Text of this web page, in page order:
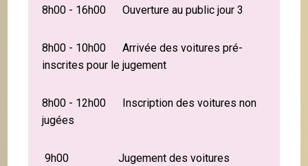
8h00 - 16h00 Ouverture au public jour 3
8h00 - 10h00 Arrivée des voitures pré-
inscrites pour le jugement
8h00 - 12h00 Inscription des voitures non
jugées
9h00 Jugement des voitures